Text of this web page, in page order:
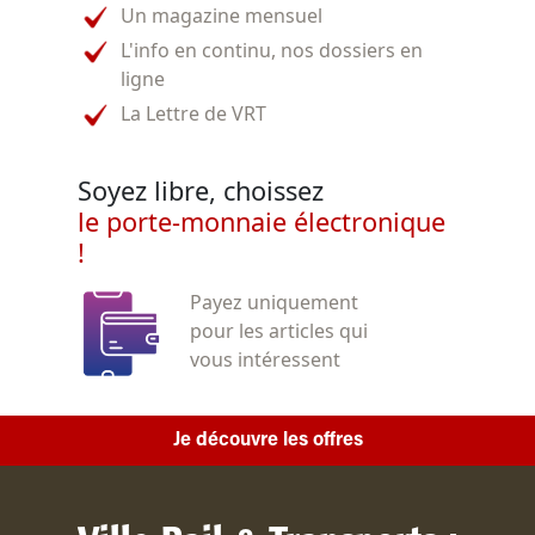
Un magazine mensuel
L'info en continu, nos dossiers en
ligne
La Lettre de VRT
Soyez libre, choissez
le porte-monnaie électronique
!
Payez uniquement
pour les articles qui
vous intéressent
Je découvre les offres